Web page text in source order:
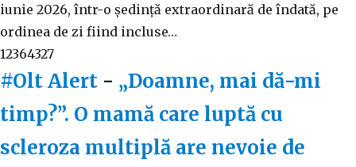
iunie 2026, într-o ședință extraordinară de îndată, pe
ordinea de zi fiind incluse…
12364327
#Olt Alert - „Doamne, mai dă-mi
timp?”. O mamă care luptă cu
scleroza multiplă are nevoie de